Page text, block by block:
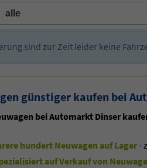
sind zur Zeit leider keine
günstiger kaufen bei
bei Automarkt Dinser
hundert Neuwagen auf Lager-
auf Verkauf von